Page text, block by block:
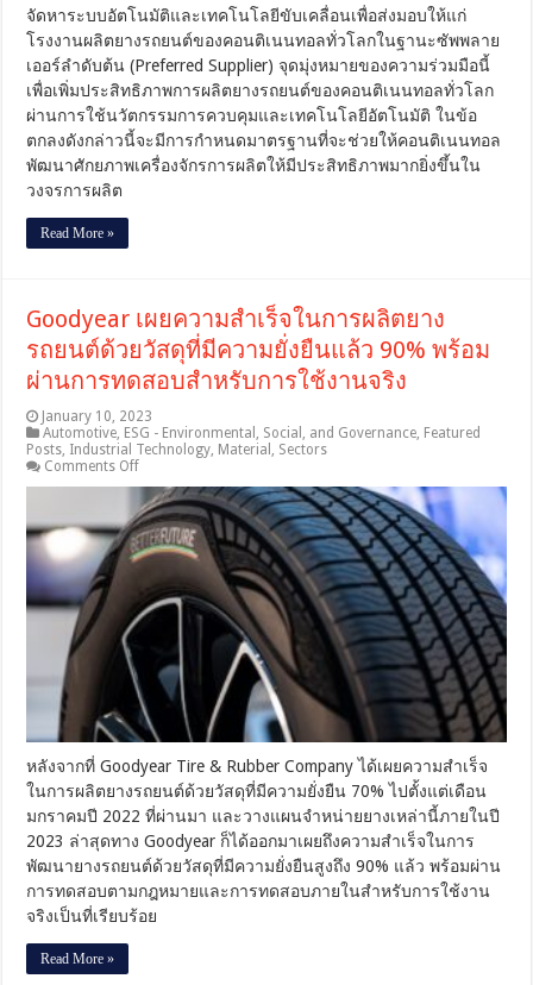
จัดหาระบบอัตโนมัติและเทคโนโลยีขับเคลื่อนเพื่อส่งมอบให้แก่
โรงงานผลิตยางรถยนต์ของคอนติเนนทอลทั่วโลกในฐานะซัพพลาย
เออร์ลำดับต้น (Preferred Supplier) จุดมุ่งหมายของความร่วมมือนี้
เพื่อเพิ่มประสิทธิภาพการผลิตยางรถยนต์ของคอนติเนนทอลทั่วโลก
ผ่านการใช้นวัตกรรมการควบคุมและเทคโนโลยีอัตโนมัติ ในข้อ
ตกลงดังกล่าวนี้จะมีการกำหนดมาตรฐานที่จะช่วยให้คอนติเนนทอล
พัฒนาศักยภาพเครื่องจักรการผลิตให้มีประสิทธิภาพมากยิ่งขึ้นใน
วงจรการผลิต
Read More »
Goodyear เผยความสำเร็จในการผลิตยาง
รถยนต์ด้วยวัสดุที่มีความยั่งยืนแล้ว 90% พร้อม
ผ่านการทดสอบสำหรับการใช้งานจริง
January 10, 2023
Automotive, ESG - Environmental, Social, and Governance, Featured
Posts, Industrial Technology, Material , Sectors
Comments Offon
เผย
ความ
สำเร็จ
การ
ผลิต
รถยนต์
ด้วย
วัสดุ
ที่
ความ
ยั่งยืน
แล้ว
90%
พร้อม
การ
ทดสอบ
หลังจากที่ Goodyear Tire & Rubber Company ได้เผยความสำเร็จ
ในการผลิตยางรถยนต์ด้วยวัสดุที่มีความยั่งยืน 70% ไปตั้งแต่เดือน
มกราคมปี 2022 ที่ผ่านมา และวางแผนจำหน่ายยางเหล่านี้ภายในปี
2023 ล่าสุดทาง Goodyear ก็ได้ออกมาเผยถึงความสำเร็จในการ
พัฒนายางรถยนต์ด้วยวัสดุที่มีความยั่งยืนสูงถึง 90% แล้ว พร้อมผ่าน
การทดสอบตามกฎหมายและการทดสอบภายในสำหรับการใช้งาน
จริงเป็นที่เรียบร้อย
Read More »